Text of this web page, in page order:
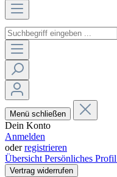
Menü schließen
Dein Konto
Anmelden
oderregistrieren
ÜbersichtPersönliches Profil
Vertrag widerrufen